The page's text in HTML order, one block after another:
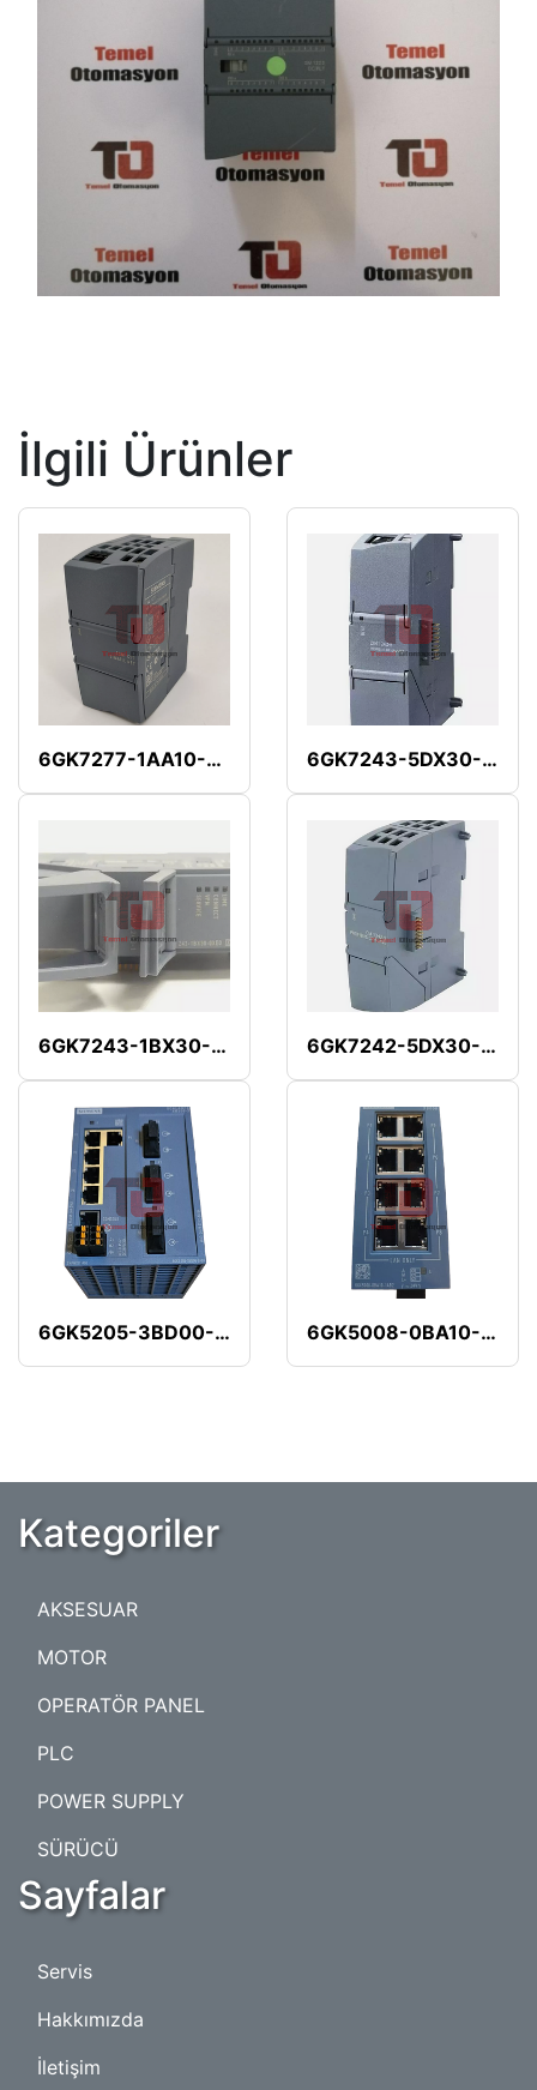
İlgili Ürünler
6GK7277-1AA10-0AA0 6GK7243-5DX30-0XE0
6GK7243-1BX30-0XE0 6GK7242-5DX30-0XE0
6GK5205-3BD00-2AB2 6GK5008-0BA10-1AB2
Kategoriler
AKSESUAR
MOTOR
OPERATÖR PANEL
PLC
POWER SUPPLY
SÜRÜCÜ
Sayfalar
Servis
Hakkımızda
İletişim